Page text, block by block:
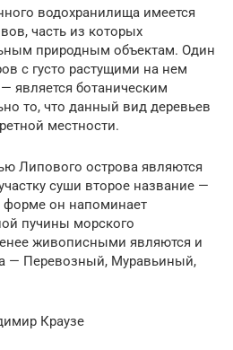
водохранилища имеется
часть из которых
природным объектам. Один
с густо растущими на нем
является ботаническим
то, что данный вид деревьев
местности.
Липового острова являются
суши второе название —
форме он напоминает
пучины морского
живописными являются и
— Перевозный, Муравьиный,
Краузе